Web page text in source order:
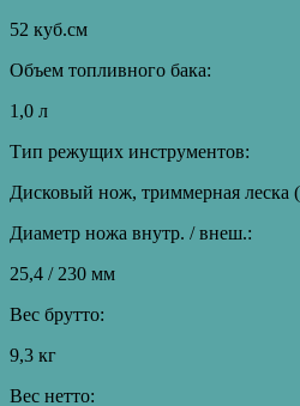
52 куб.см
Объем топливного бака:
1,0 л
Тип режущих инструментов:
Дисковый нож, триммерная леска
Диаметр ножа внутр. / внеш.:
25,4 / 230 мм
Вес брутто:
9,3 кг
Вес нетто: